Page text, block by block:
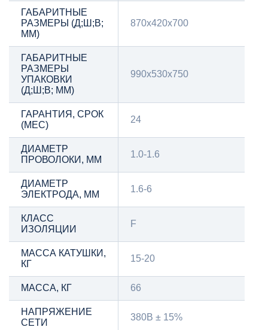
ГАБАРИТНЫЕ
РАЗМЕРЫ (Д;Ш;В;
ММ)
870х420х700
ГАБАРИТНЫЕ
РАЗМЕРЫ
УПАКОВКИ
(Д;Ш;В; ММ)
990х530х750
ГАРАНТИЯ, СРОК
(МЕС)
24
ДИАМЕТР
ПРОВОЛОКИ, ММ
1.0-1.6
ДИАМЕТР
ЭЛЕКТРОДА, ММ
1.6-6
КЛАСС
ИЗОЛЯЦИИ
F
МАССА КАТУШКИ,
КГ
15-20
МАССА, КГ 66
НАПРЯЖЕНИЕ
СЕТИ
380В ± 15%